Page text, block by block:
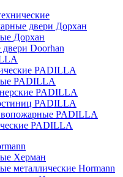
двери Дорхан
Дорхан
двери Doorhan
PADILLA
PADILLA
PADILLA
PADILLA
PADILLA
PADILLA
Херман
металлические Hormann